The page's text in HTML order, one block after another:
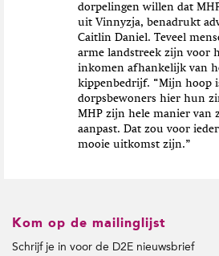
dorpelingen willen dat
uit Vinnyzja, benadrukt
Caitlin Daniel. Teveel
arme landstreek zijn voor
inkomen afhankelijk van
kippenbedrijf. “Mijn hoop
dorpsbewoners hier hun
MHP zijn hele manier van
aanpast. Dat zou voor
mooie uitkomst zijn.”
Kom op de mailinglijst
Schrijf je in voor de D2E nieuwsbrief